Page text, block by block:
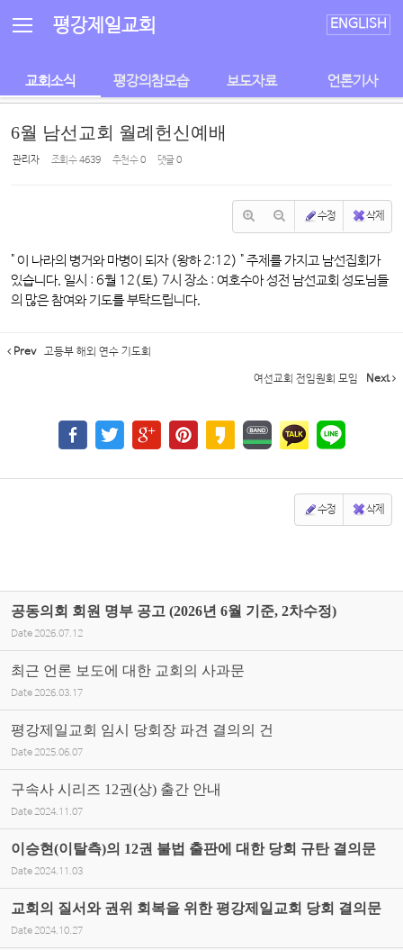
평강제일교회 ENGLISH
교회소식 평강의참모습 보도자료 언론기사
6월 남선교회 월례헌신예배
관리자 조회 수4639 추천 수0 댓글0
수정 삭제
" 이 나라의 병거와 마병이 되자 (왕하 2:12) " 주제를 가지고 남선집회가
있습니다. 일시 : 6월 12(토) 7시 장소 : 여호수아 성전 남선교회 성도님들
의 많은 참여와 기도를 부탁드립니다.
Prev 고등부 해외 연수 기도회
여선교회 전임원회 모임 Next
수정 삭제
공동의회 회원 명부 공고 (2026년 6월 기준, 2차수정)
Date 2026.07.12
최근 언론 보도에 대한 교회의 사과문
Date 2026.03.17
평강제일교회 임시 당회장 파견 결의의 건
Date 2025.06.07
구속사 시리즈 12권(상) 출간 안내
Date 2024.11.07
이승현(이탈측)의 12권 불법 출판에 대한 당회 규탄 결의문
Date 2024.11.03
교회의 질서와 권위 회복을 위한 평강제일교회 당회 결의문
Date 2024.10.27